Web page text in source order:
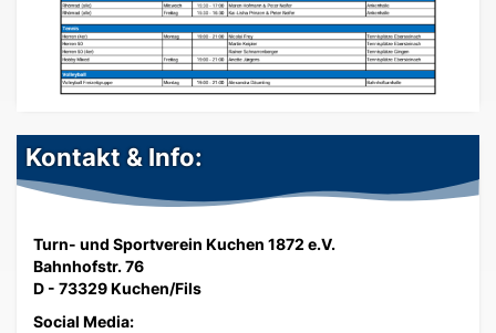
Kontakt & Info:
Turn- und Sportverein Kuchen 1872 e.V.
Bahnhofstr. 76
D - 73329 Kuchen/Fils
Social Media: